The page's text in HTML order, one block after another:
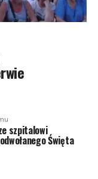
szpitalowi
Święta